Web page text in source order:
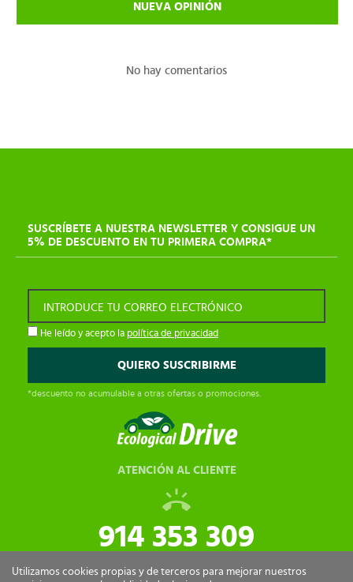
NUEVA OPINIÓN
No hay comentarios
SUSCRÍBETE A NUESTRA NEWSLETTER Y CONSIGUE UN
5% DE DESCUENTO EN TU PRIMERA COMPRA*
INTRODUCE TU CORREO ELECTRÓNICO
He leído y acepto la política de privacidad
*descuento no acumulable a otras ofertas o promociones.
ATENCIÓN AL CLIENTE
914 353 309
tiendaonline@ecologicaldrive.com
Utilizamos cookies propias y de terceros para mejorar nuestros